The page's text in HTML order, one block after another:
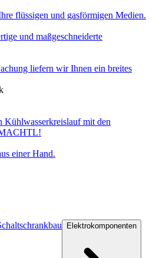
flüssigen und gasförmigen Medien.
und maßgeschneiderte
liefern wir Ihnen ein breites
Kühlwasserkreislauf mit den
einer Hand.
Elektrokomponenten